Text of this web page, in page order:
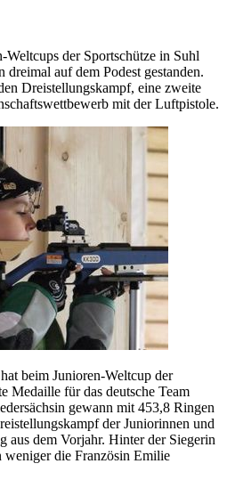
der Sportschütze in Suhl
dreimal auf dem Podest gestanden.
Dreistellungskampf, eine zweite
mit der Luftpistole.
beim Junioren-Weltcup der
Medaille für das deutsche Team
gewann mit 453,8 Ringen
der Juniorinnen und
aus dem Vorjahr. Hinter der Siegerin
weniger die Französin Emilie